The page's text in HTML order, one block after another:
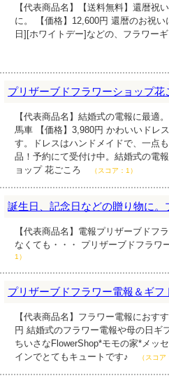
【代表商品名】【送料無料】還暦
に。 【価格】12,600円 還暦のお祝
日][ホワイトデー]などの、フラワー
プリザーブドフラワーショップ花
【代表商品名】結婚式の電報に最
馬車 【価格】3,980円 かわいいドレ
す。ドレスはハンドメイドで、一点
品！予約にて受付け中。結婚式の電
ョップ 花ごころ
（スコア：1）
誕生日、記念日などの贈り物に
【代表商品名】電報プリザーブドフ
なくても・・・ プリザーブドフラワ
1）
プリザーブドフラワー電報＆ギ
【代表商品名】フラワー電報におす
円 結婚式のフラワー電報や母の日
ちいさなFlowerShop*モモの家*メッ
インでとてもキュートです♪
（スコア